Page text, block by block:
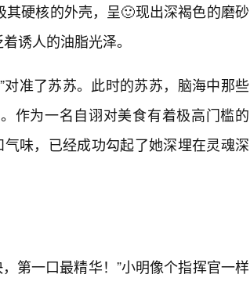
硬核的外壳，呈🙂现出深褐色的磨砂
诱人的油脂光泽。
准了苏苏。此时的苏苏，脑海中那些
作为一名自诩对美食有着极高门槛的
味，已经成功勾起了她深埋在灵魂深
第一口最精华！”小明像个指挥官一样